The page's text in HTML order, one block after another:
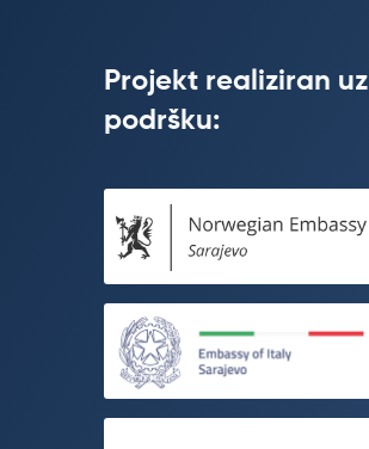
Projekt realiziran uz
podršku: